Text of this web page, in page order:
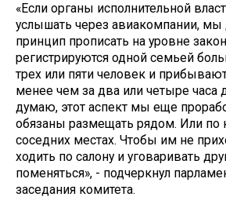
«Если органы исполнительной
услышать через авиакомпании,
принцип прописать на уровне
регистрируются одной семьей
трех или пяти человек и
менее чем за два или четыре часа
думаю, этот аспект мы еще
обязаны размещать рядом. Или по
соседних местах. Чтобы им не
ходить по салону и уговаривать
поменяться», - подчеркнул
заседания комитета.